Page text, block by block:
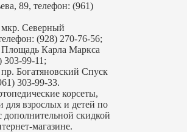
89, телефон: (961)
мкр. Северный
(928) 270-76-56;
Площадь Карла Маркса
303-99-11;
Богатяновский Спуск
303-99-33.
корсеты,
для взрослых и детей по
скидкой
магазине.